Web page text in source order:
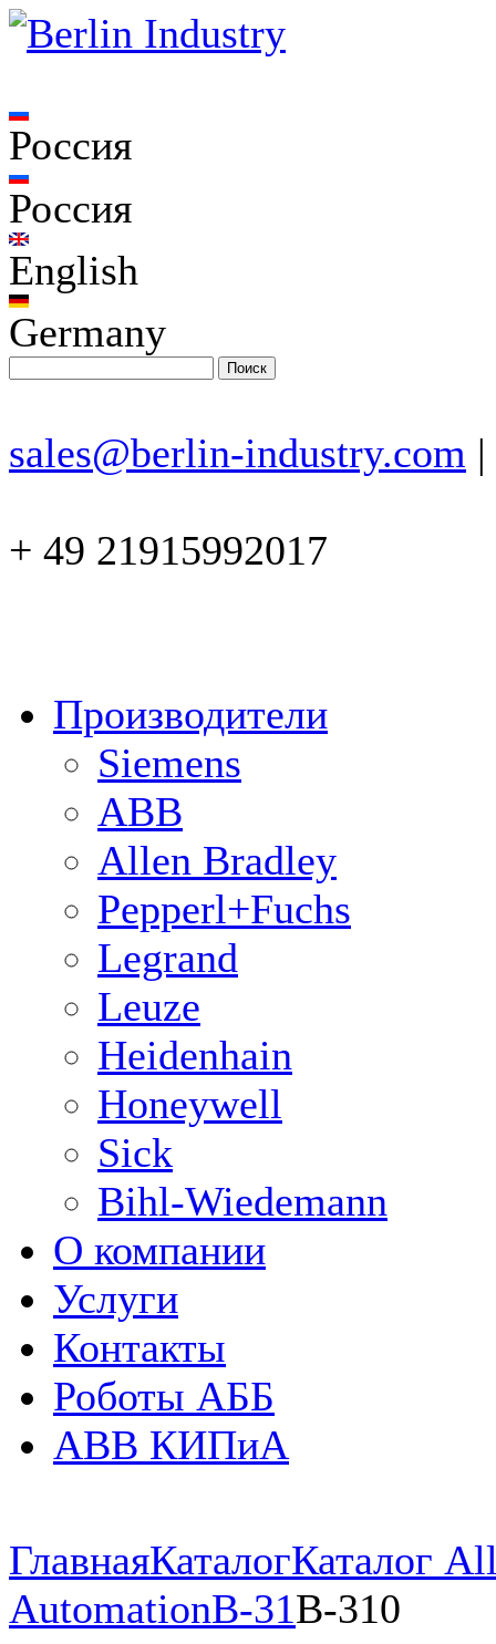
Россия
Россия
English
Germany
sales@berlin-industry.com |
+ 49 21915992017
Производители
Siemens
ABB
Allen Bradley
Pepperl+Fuchs
Legrand
Leuze
Heidenhain
Honeywell
Sick
Bihl-Wiedemann
О компании
Услуги
Контакты
Роботы АББ
ABB КИПиА
ГлавнаяКаталогКаталог
AutomationB-31B-310